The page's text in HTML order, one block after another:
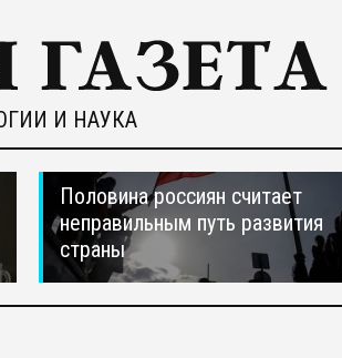
И НАУКА
Половина россиян считает
неправильным путь развития
страны